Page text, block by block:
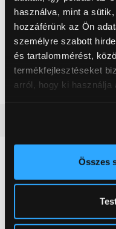
használva, mint a
hozzáférünk az Ön
személyre szabott
és tartalommérést,
termékfejlesztéseket
arról, hogy ki használja
elhelyezkedéséről
Az Ön
módjairól és adja meg
pontban. Bármikor
Összes
Teljesítmény
Szabályozható
Cserefejek száma